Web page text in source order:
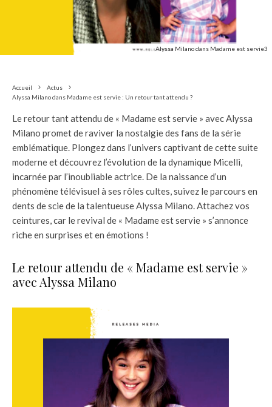
Alyssa Milano dans Madame est servie3
Accueil
Actus
Alyssa Milano dans Madame est servie : Un retour tant attendu ?
Le retour tant attendu de « Madame est servie » avec Alyssa
Milano promet de raviver la nostalgie des fans de la série
emblématique. Plongez dans l’univers captivant de cette suite
moderne et découvrez l’évolution de la dynamique Micelli,
incarnée par l’inoubliable actrice. De la naissance d’un
phénomène télévisuel à ses rôles cultes, suivez le parcours en
dents de scie de la talentueuse Alyssa Milano. Attachez vos
ceintures, car le revival de « Madame est servie » s’annonce
riche en surprises et en émotions !
Le retour attendu de « Madame est servie »
avec Alyssa Milano